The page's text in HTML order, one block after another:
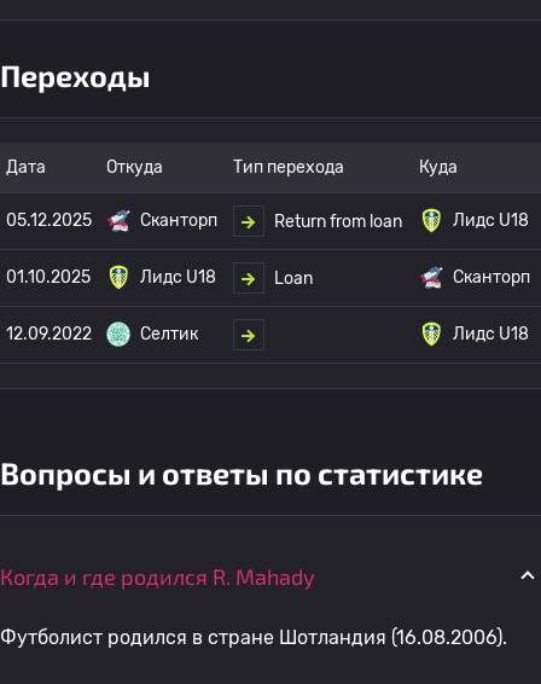
Переходы
Дата Откуда Тип перехода Куда
05.12.2025 Сканторп Return from loan Лидс U18
01.10.2025 Лидс U18 Loan Сканторп
12.09.2022 Селтик Лидс U18
Вопросы и ответы по статистике
Когда и где родился R. Mahady
Футболист родился в стране Шотландия (16.08.2006).